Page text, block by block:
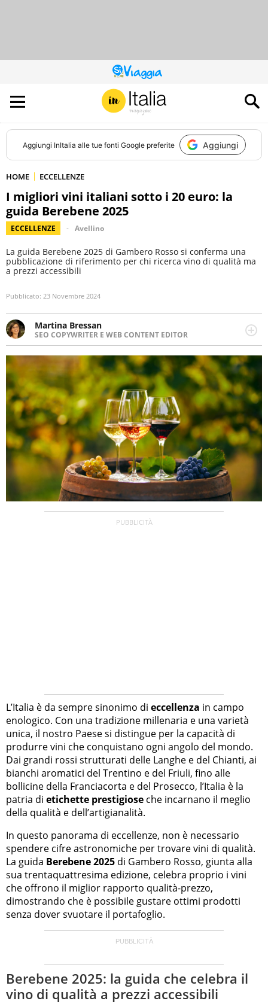
QUESTO
SITO
CONTRIBUISCE
ALL’AUDIENCE
DI
Aggiungi InItalia alle tue fonti Google preferite Aggiungi
HOME ECCELLENZE
I migliori vini italiani sotto i 20 euro: la
guida Berebene 2025
ECCELLENZE Avellino
La guida Berebene 2025 di Gambero Rosso si conferma una
pubblicazione di riferimento per chi ricerca vino di qualità ma
a prezzi accessibili
Pubblicato: 23 Novembre 2024
Martina Bressan
SEO COPYWRITER E WEB CONTENT EDITOR
Appassionata di viaggi, di trail running e di yoga, ama
scoprire nuovi posti e nuove culture. Curiosa,
determinata e intraprendente adora leggere ma
soprattutto scrivere.
L’Italia è da sempre sinonimo di eccellenza in campo
enologico. Con una tradizione millenaria e una varietà
unica, il nostro Paese si distingue per la capacità di
produrre vini che conquistano ogni angolo del mondo.
Dai grandi rossi strutturati delle Langhe e del Chianti, ai
bianchi aromatici del Trentino e del Friuli, fino alle
bollicine della Franciacorta e del Prosecco, l’Italia è la
patria di etichette prestigiose che incarnano il meglio
della qualità e dell’artigianalità.
In questo panorama di eccellenze, non è necessario
spendere cifre astronomiche per trovare vini di qualità.
La guida Berebene 2025 di Gambero Rosso, giunta alla
sua trentaquattresima edizione, celebra proprio i vini
che offrono il miglior rapporto qualità-prezzo,
dimostrando che è possibile gustare ottimi prodotti
senza dover svuotare il portafoglio.
Berebene 2025: la guida che celebra il
vino di qualità a prezzi accessibili